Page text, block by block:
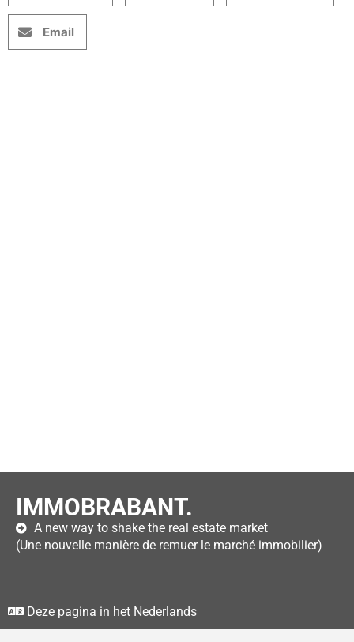
Email
IMMOBRABANT.
A new way to shake the real estate market
(Une nouvelle manière de remuer le marché immobilier)
Deze pagina in het Nederlands